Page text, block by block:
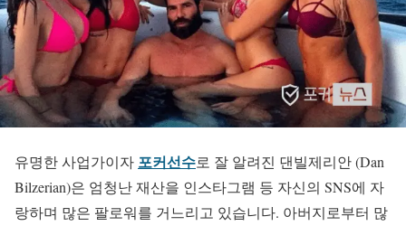
유명한 사업가이자 포커선수로 잘 알려진 댄빌제리안 (Dan
Bilzerian)은 엄청난 재산을 인스타그램 등 자신의 SNS에 자
랑하며 많은 팔로워를 거느리고 있습니다. 아버지로부터 많